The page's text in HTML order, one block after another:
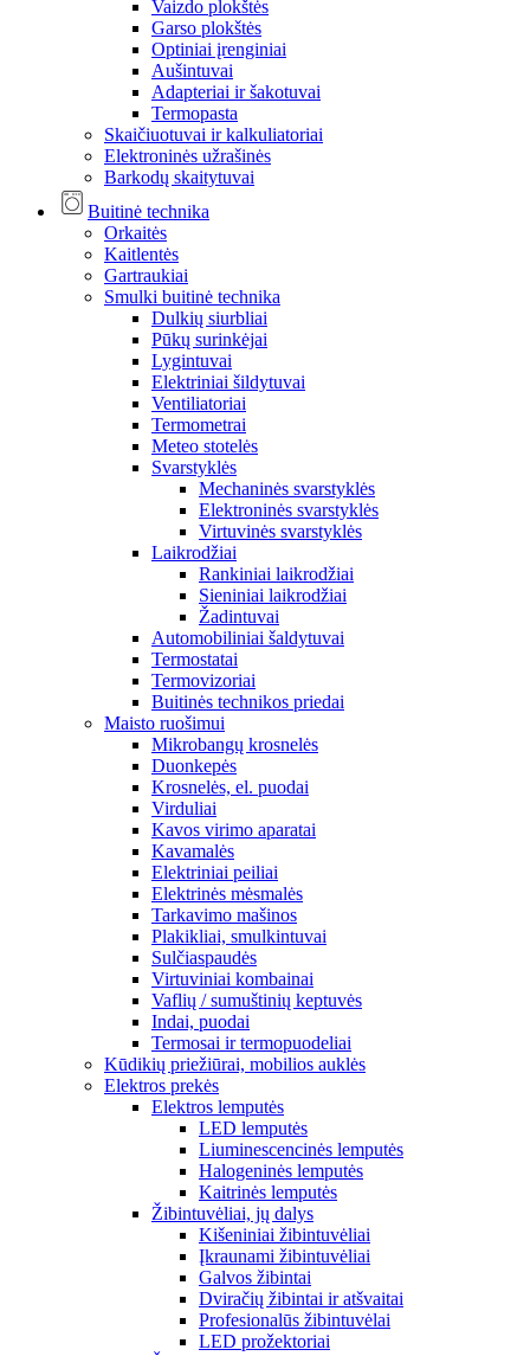
Vaizdo plokštės
Garso plokštės
Optiniai įrenginiai
Aušintuvai
Adapteriai ir šakotuvai
Termopasta
Skaičiuotuvai ir kalkuliatoriai
Elektroninės užrašinės
Barkodų skaitytuvai
Buitinė technika
Orkaitės
Kaitlentės
Gartraukiai
Smulki buitinė technika
Dulkių siurbliai
Pūkų surinkėjai
Lygintuvai
Elektriniai šildytuvai
Ventiliatoriai
Termometrai
Meteo stotelės
Svarstyklės
Mechaninės svarstyklės
Elektroninės svarstyklės
Virtuvinės svarstyklės
Laikrodžiai
Rankiniai laikrodžiai
Sieniniai laikrodžiai
Žadintuvai
Automobiliniai šaldytuvai
Termostatai
Termovizoriai
Buitinės technikos priedai
Maisto ruošimui
Mikrobangų krosnelės
Duonkepės
Krosnelės, el. puodai
Virduliai
Kavos virimo aparatai
Kavamalės
Elektriniai peiliai
Elektrinės mėsmalės
Tarkavimo mašinos
Plakikliai, smulkintuvai
Sulčiaspaudės
Virtuviniai kombainai
Vaflių / sumuštinių keptuvės
Indai, puodai
Termosai ir termopuodeliai
Kūdikių priežiūrai, mobilios auklės
Elektros prekės
Elektros lemputės
LED lemputės
Liuminescencinės lemputės
Halogeninės lemputės
Kaitrinės lemputės
Žibintuvėliai, jų dalys
Kišeniniai žibintuvėliai
Įkraunami žibintuvėliai
Galvos žibintai
Dviračių žibintai ir atšvaitai
Profesionalūs žibintuvėlai
LED prožektoriai